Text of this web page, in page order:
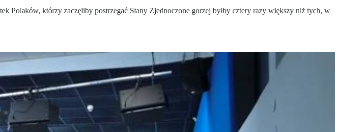
Polaków, którzy zaczęliby postrzegać Stany Zjednoczone gorzej byłby cztery razy większy niż tych, w